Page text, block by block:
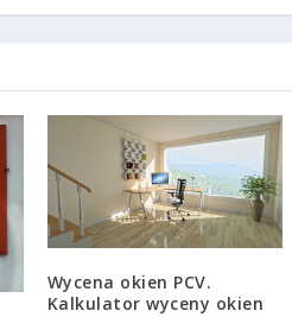
Wycena okien PCV.
Kalkulator wyceny okien